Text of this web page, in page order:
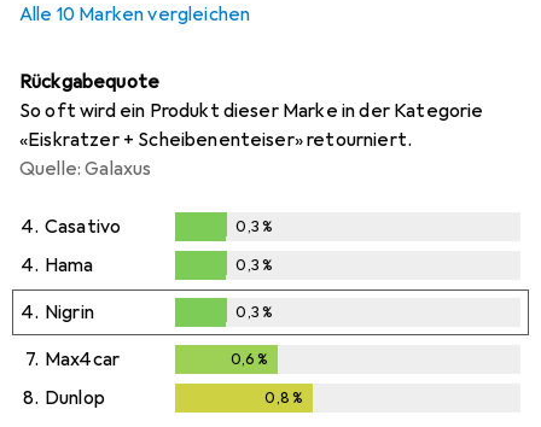
Alle 10 Marken vergleichen
Rückgabequote
So oft wird ein Produkt dieser Marke in der Kategorie
«Eiskratzer + Scheibenenteiser» retourniert.
Quelle: Galaxus
4. Casativo
0,3%
0,3%
4. Hama
0,3%
0,3%
4. Nigrin
0,3%
0,3%
7. Max4car 0,6 %
8. Dunlop 0,8 %